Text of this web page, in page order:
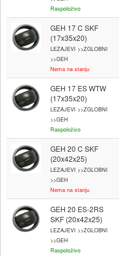
Raspoloživo
GEH 17 C SKF
(17x35x20)
LEZAJEVI >>ZGLOBNI
>>GEH
Nema na stanju
GEH 17 ES WTW
(17x35x20)
LEZAJEVI >>ZGLOBNI
>>GEH
Raspoloživo
GEH 20 C SKF
(20x42x25)
LEZAJEVI >>ZGLOBNI
>>GEH
Nema na stanju
GEH 20 ES-2RS
SKF (20x42x25)
LEZAJEVI >>ZGLOBNI
>>GEH
Raspoloživo